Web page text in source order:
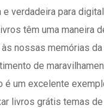
e verdadeira para
têm uma maneira
nossas memórias
de
é um excelente
livros grátis temas de